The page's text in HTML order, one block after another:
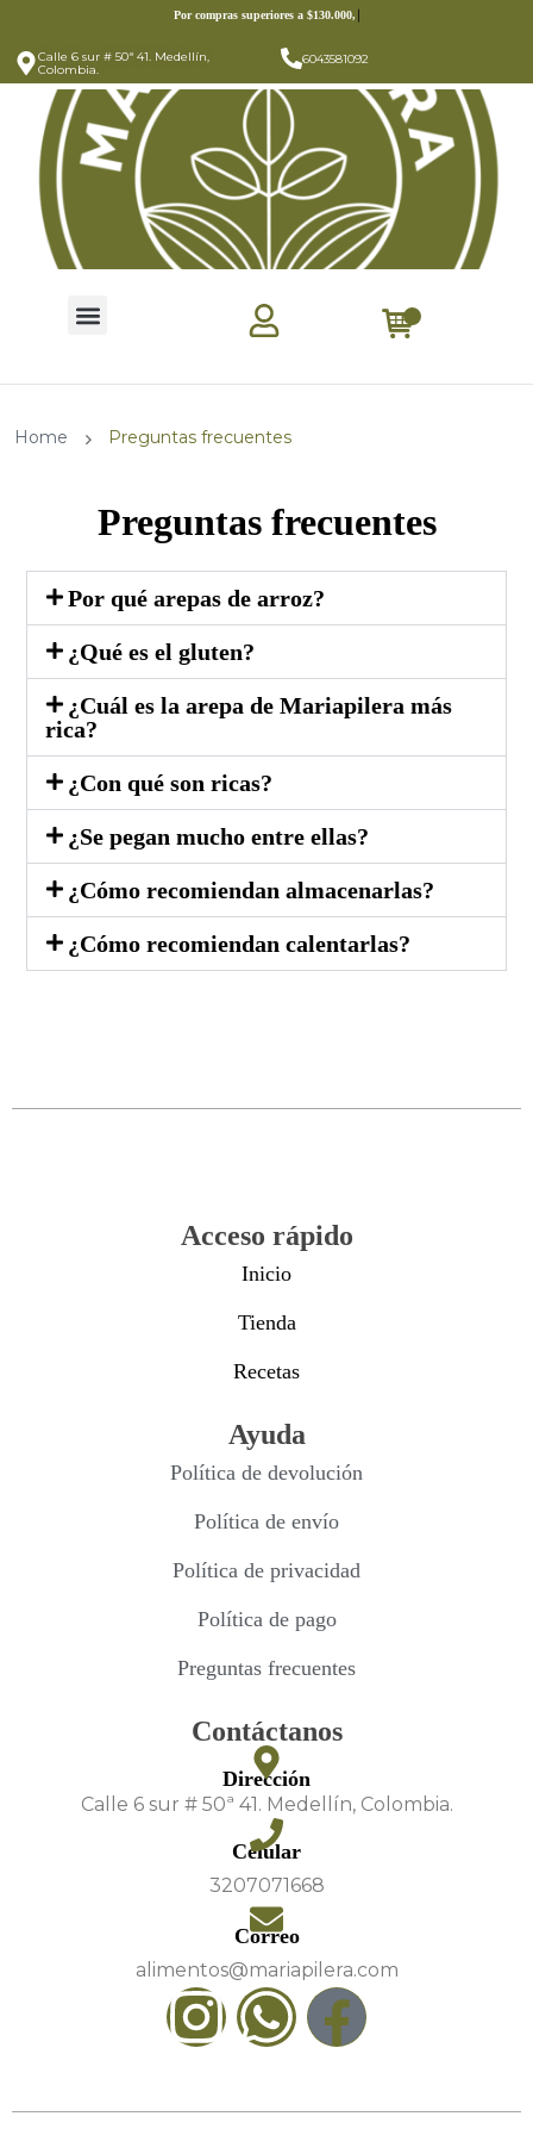
https://mariapilera.com/Por compras superiores a $130.000,
Calle 6 sur # 50ª 41. Medellín,
Colombia.
6043581092
Home Preguntas frecuentes
Preguntas frecuentes
Por qué arepas de arroz?
¿Qué es el gluten?
¿Cuál es la arepa de Mariapilera más
rica?
¿Con qué son ricas?
¿Se pegan mucho entre ellas?
¿Cómo recomiendan almacenarlas?
¿Cómo recomiendan calentarlas?
Acceso rápido
Inicio
Tienda
Recetas
Ayuda
Política de devolución
Política de envío
Política de privacidad
Política de pago
Preguntas frecuentes
Contáctanos
Dirección
Calle 6 sur # 50ª 41. Medellín, Colombia.
Celular
3207071668
Correo
alimentos@mariapilera.com